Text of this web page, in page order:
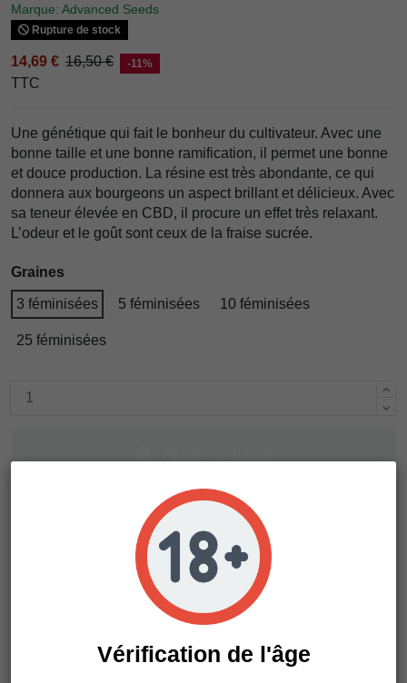
Marque: Advanced Seeds
Rupture de stock
14,69 € 16,50 € -11%
TTC
Une génétique qui fait le bonheur du cultivateur. Avec une
bonne taille et une bonne ramification, il permet une bonne
et douce production. La résine est très abondante, ce qui
donnera aux bourgeons un aspect brillant et délicieux. Avec
sa teneur élevée en CBD, il procure un effet très relaxant.
L’odeur et le goût sont ceux de la fraise sucrée.
Graines
3 féminisées 5 féminisées 10 féminisées
25 féminisées
Détails du produitVérification de l'âge